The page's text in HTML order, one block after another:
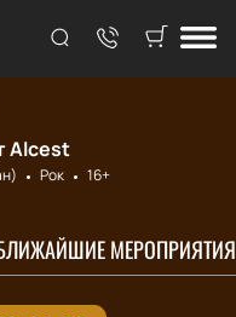
Alcest
Рок
16+
МЕРОПРИЯТИЯ